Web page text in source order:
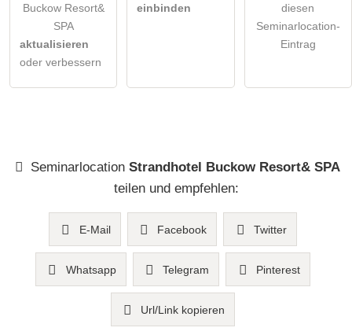
Buckow Resort&
SPA
aktualisieren
oder verbessern
einbinden
diesen
Seminarlocation-
Eintrag
Seminarlocation Strandhotel Buckow Resort& SPA
teilen und empfehlen:
E-Mail Facebook Twitter
Whatsapp Telegram Pinterest
Url/Link kopieren